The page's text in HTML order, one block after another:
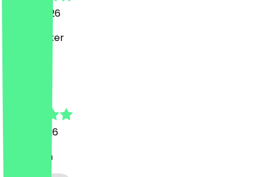
13. Juni 2026
Super lecker
8. Juni 2026
Top essen